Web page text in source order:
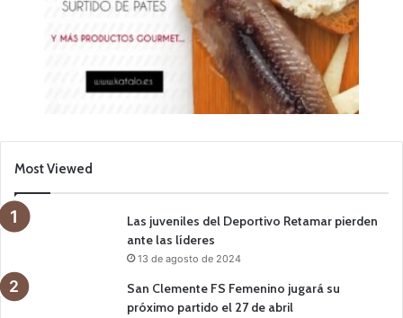
Most Viewed
Las juveniles del Deportivo Retamar pierden
ante las líderes
13 de agosto de 2024
San Clemente FS Femenino jugará su
próximo partido el 27 de abril